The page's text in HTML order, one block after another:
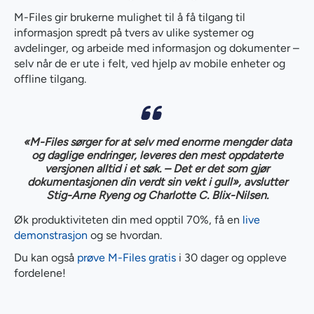
M-Files gir brukerne mulighet til å få tilgang til
informasjon spredt på tvers av ulike systemer og
avdelinger, og arbeide med informasjon og dokumenter –
selv når de er ute i felt, ved hjelp av mobile enheter og
offline tilgang.
«M-Files sørger for at selv med enorme mengder data
og daglige endringer, leveres den mest oppdaterte
versjonen alltid i et søk. – Det er det som gjør
dokumentasjonen din verdt sin vekt i gull», avslutter
Stig-Arne Ryeng og Charlotte C. Blix-Nilsen.
Øk produktiviteten din med opptil 70%, få en live
demonstrasjon og se hvordan.
Du kan også prøve M-Files gratis i 30 dager og oppleve
fordelene!